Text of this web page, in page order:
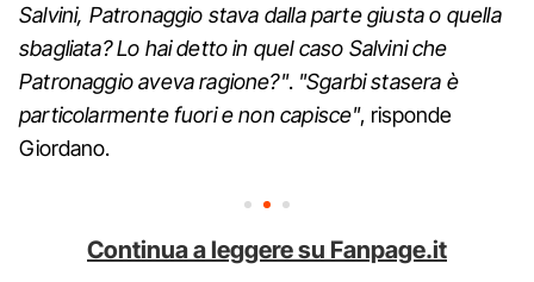
Salvini, Patronaggio stava dalla parte giusta o quella
sbagliata? Lo hai detto in quel caso Salvini che
Patronaggio aveva ragione?". "Sgarbi stasera è
particolarmente fuori e non capisce", risponde
Giordano.
Continua a leggere su Fanpage.it